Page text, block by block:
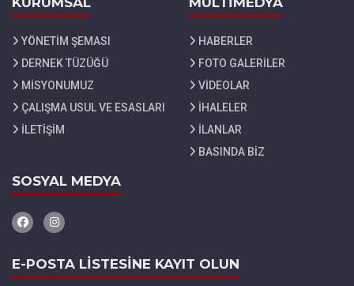
YÖNETİM ŞEMASI
DERNEK TÜZÜĞÜ
MİSYONUMUZ
ÇALIŞMA USUL VE ESASLARI
İLETİŞİM
HABERLER
FOTO GALERİLER
VİDEOLAR
İHALELER
İLANLAR
BASINDA BİZ
SOSYAL MEDYA
E-POSTA LİSTESİNE KAYIT OLUN